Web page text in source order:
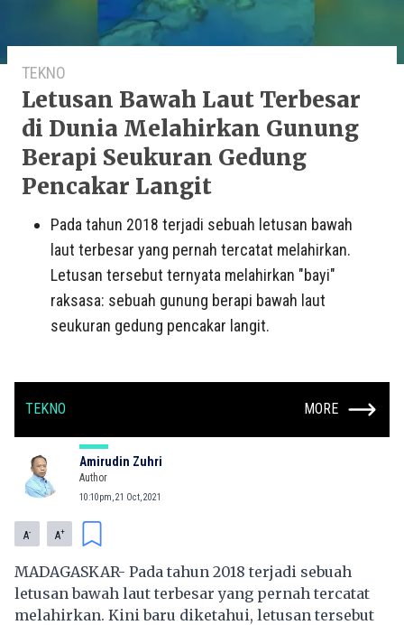
TEKNO
Letusan Bawah Laut Terbesar
di Dunia Melahirkan Gunung
Berapi Seukuran Gedung
Pencakar Langit
Pada tahun 2018 terjadi sebuah letusan bawah
laut terbesar yang pernah tercatat melahirkan.
Letusan tersebut ternyata melahirkan "bayi"
raksasa: sebuah gunung berapi bawah laut
seukuran gedung pencakar langit.
TEKNO MORE
Amirudin Zuhri
Author
10:10pm, 21 Oct, 2021
A- A+
MADAGASKAR- Pada tahun 2018 terjadi sebuah
letusan bawah laut terbesar yang pernah tercatat
melahirkan. Kini baru diketahui, letusan tersebut